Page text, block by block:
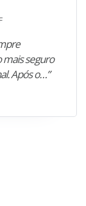
seguro
Após o…”